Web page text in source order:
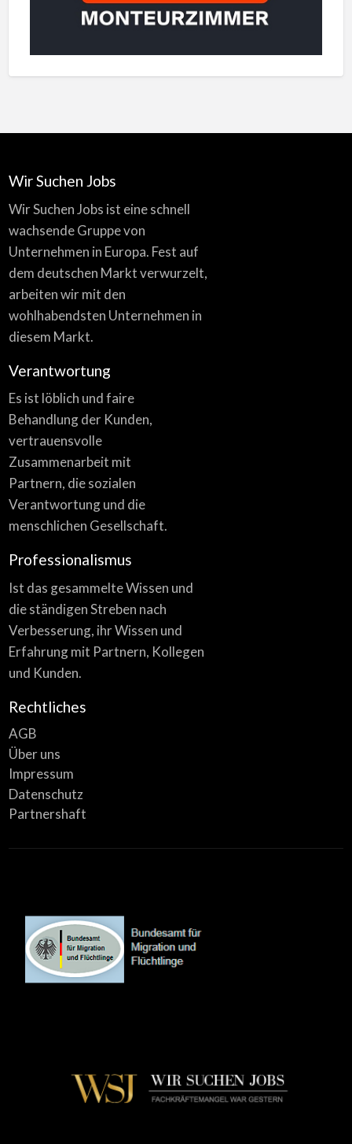
Wir Suchen Jobs
Wir Suchen Jobs ist eine schnell
wachsende Gruppe von
Unternehmen in Europa. Fest auf
dem deutschen Markt verwurzelt,
arbeiten wir mit den
wohlhabendsten Unternehmen in
diesem Markt.
Verantwortung
Es ist löblich und faire
Behandlung der Kunden,
vertrauensvolle
Zusammenarbeit mit
Partnern, die sozialen
Verantwortung und die
menschlichen Gesellschaft.
Professionalismus
Ist das gesammelte Wissen und
die ständigen Streben nach
Verbesserung, ihr Wissen und
Erfahrung mit Partnern, Kollegen
und Kunden.
Rechtliches
AGB
Über uns
Impressum
Datenschutz
Partnershaft